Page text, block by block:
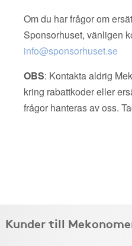
Om du har frågor om
Sponsorhuset, vänligen
info@sponsorhuset.se
OBS: Kontakta aldrig
kring rabattkoder eller
frågor hanteras av oss.
Kunder till